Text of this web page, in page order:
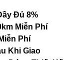
Đủ 8%
Miễn Phí
Phí
Khi Giao